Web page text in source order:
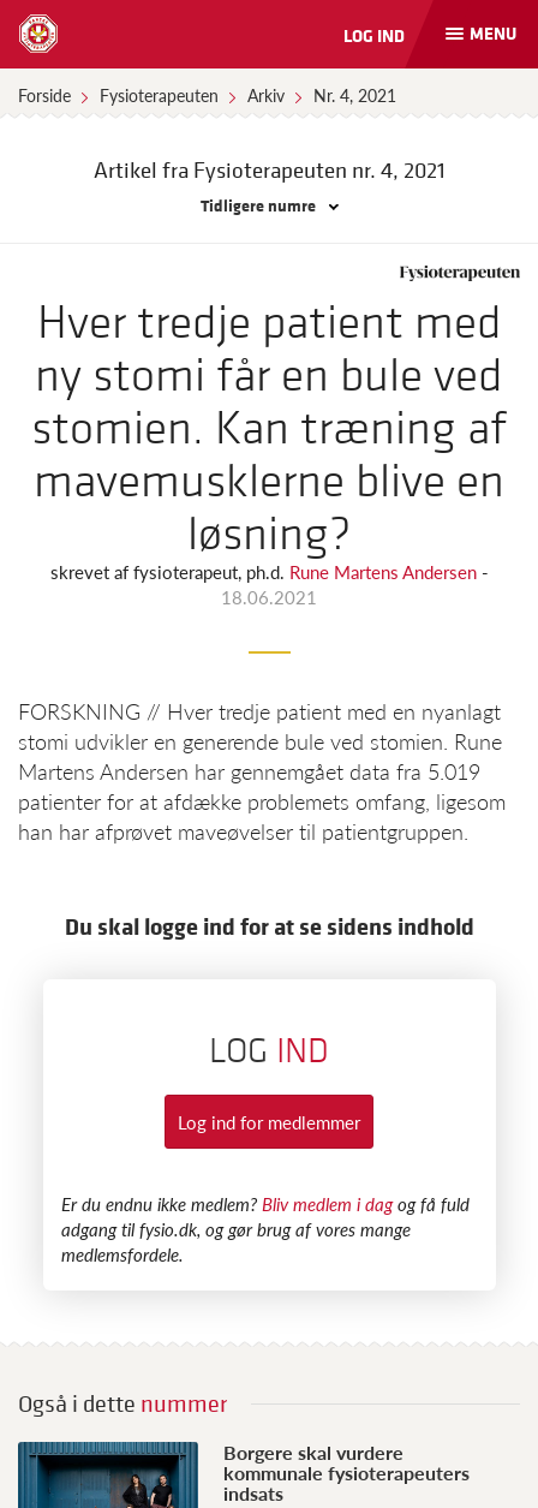
Åbn
og
MENU
LOG IND
Forside Fysioterapeuten Arkiv Nr. 4, 2021
Artikel fra Fysioterapeuten nr. 4, 2021
Tidligere numre
Hver tredje patient med
ny stomi får en bule ved
stomien. Kan træning af
mavemusklerne blive en
løsning?
skrevet af fysioterapeut, ph.d. Rune Martens Andersen -
18.06.2021
FORSKNING // Hver tredje patient med en nyanlagt
stomi udvikler en generende bule ved stomien. Rune
Martens Andersen har gennemgået data fra 5.019
patienter for at afdække problemets omfang, ligesom
han har afprøvet maveøvelser til patientgruppen.
Du skal logge ind for at se sidens indhold
LOG IND
Log ind for medlemmer
​Er du endnu ikke medlem? Bliv medlem i dagog få fuld
adgang til fysio.dk, og gør brug af vores mange
medlemsfordele.
Også i dette nummer
Borgere skal vurdere
kommunale fysioterapeuters
indsats